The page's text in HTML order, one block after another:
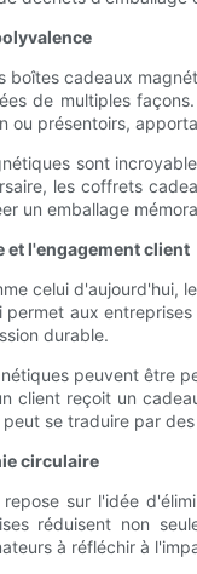
boîtes cadeaux
de multiples
ou présentoirs,
sont
les coffrets
un emballage
et l'engagement client
celui
aux
durable.
peuvent être
client reçoit un
se traduire par
circulaire
sur l'idée
réduisent non
à réfléchir à